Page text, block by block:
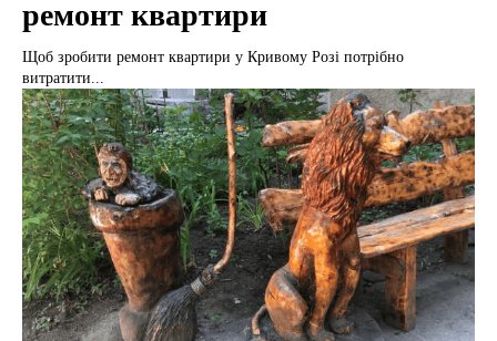
ремонт квартири
Щоб зробити ремонт квартири у Кривому Розі потрібно
витратити...